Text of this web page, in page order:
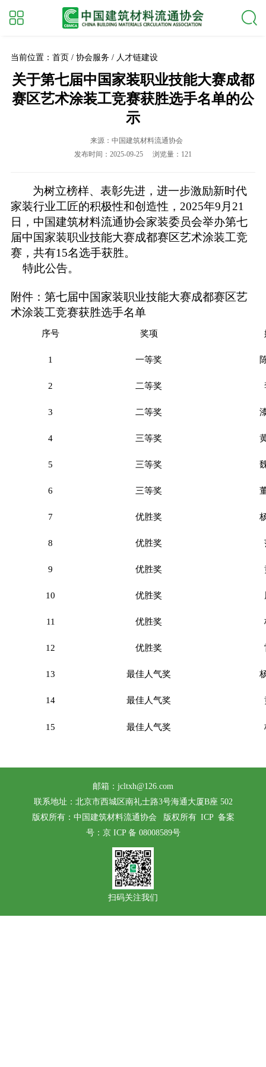
当前位置：首页 / 协会服务 / 人才链建设
关于第七届中国家装职业技能大赛成都
赛区艺术涂装工竞赛获胜选手名单的公
示
来源：中国建筑材料流通协会
发布时间：2025-09-25
浏览量：121
为树立榜样、表彰先进，进一步激励新时代
家装行业工匠的积极性和创造性， 2025年9月21
日，中国建筑材料流通协会家装委员会举办第七
届中国家装职业技能大赛成都赛区艺术涂装工竞
赛，共有15名选手获胜。
特此公告。
附件： 第七届中国家装职业技能大赛成都赛区艺
术涂装工竞赛获胜选手名单
序号 奖项
1 一等奖
2 二等奖
3 二等奖
4 三等奖
5 三等奖
6 三等奖
7 优胜奖
8 优胜奖
9 优胜奖
10 优胜奖
11 优胜奖
12 优胜奖
13 最佳人气奖
14 最佳人气奖
15 最佳人气奖
邮箱：jcltxh@126.com
联系地址：北京市西城区南礼士路3号海通大厦B座 502
版权所有：中国建筑材料流通协会 版权所有 ICP 备案
号：京 ICP 备 08008589号
扫码关注我们